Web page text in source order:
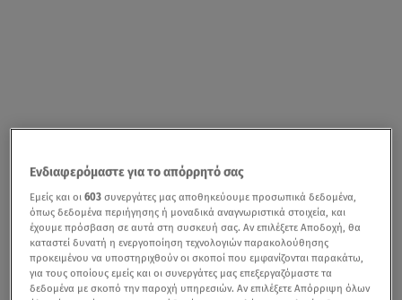
Ενδιαφερόμαστε για το απόρρητό σας
Εμείς και οι603 συνεργάτες μας αποθηκεύουμε προσωπικά δεδομένα,
όπως δεδομένα περιήγησης ή μοναδικά αναγνωριστικά στοιχεία, και
έχουμε πρόσβαση σε αυτά στη συσκευή σας. Αν επιλέξετε Αποδοχή, θα
καταστεί δυνατή η ενεργοποίηση τεχνολογιών παρακολούθησης
προκειμένου να υποστηριχθούν οι σκοποί που εμφανίζονται παρακάτω,
για τους οποίους εμείς και οι συνεργάτες μας επεξεργαζόμαστε τα
δεδομένα με σκοπό την παροχή υπηρεσιών. Αν επιλέξετε Απόρριψη όλων